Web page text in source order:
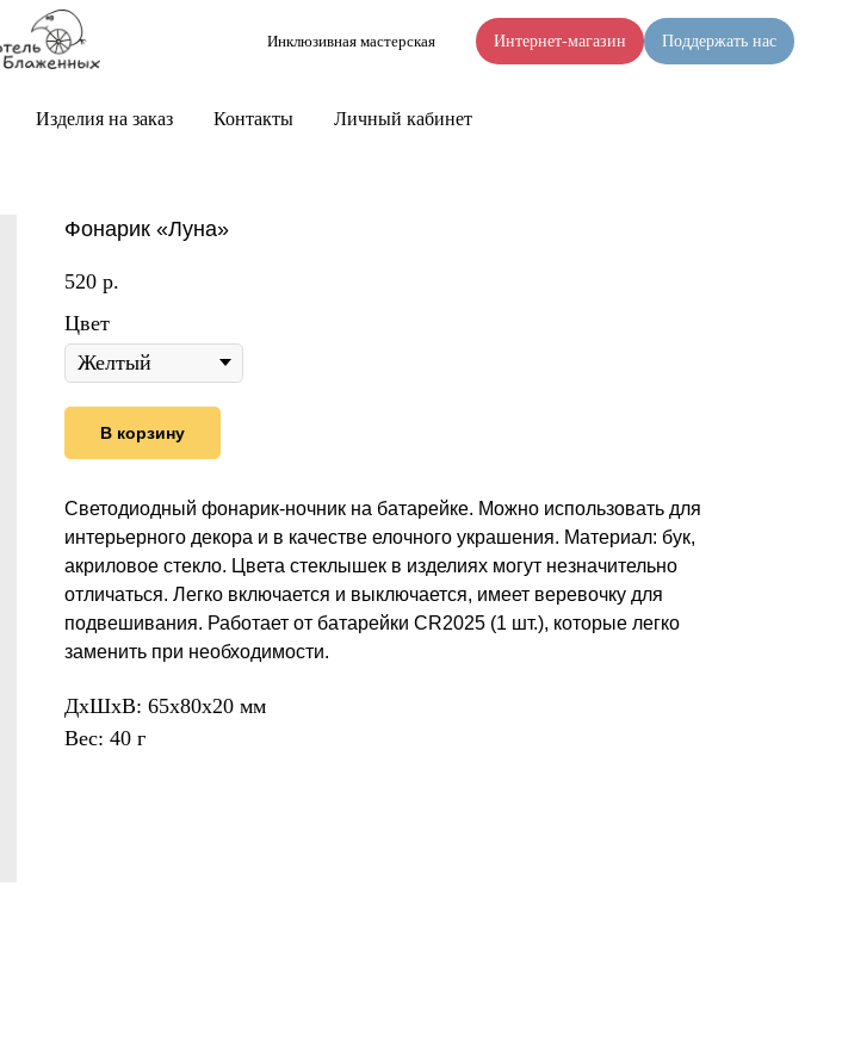
Инклюзивная мастерская Интернет-магазин Поддержать нас
Изделия на заказ Контакты Личный кабинет
Фонарик «Луна»
520 р.
Цвет
В корзину
Светодиодный фонарик-ночник на батарейке. Можно использовать для
интерьерного декора и в качестве елочного украшения. Материал: бук,
акриловое стекло. Цвета стеклышек в изделиях могут незначительно
отличаться. Легко включается и выключается, имеет веревочку для
подвешивания. Работает от батарейки CR2025 (1 шт.), которые легко
заменить при необходимости.
ДxШxВ: 65x80x20 мм
Вес: 40 г